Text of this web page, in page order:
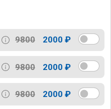
9800 2000 ₽
9800 2000 ₽
9800 2000 ₽